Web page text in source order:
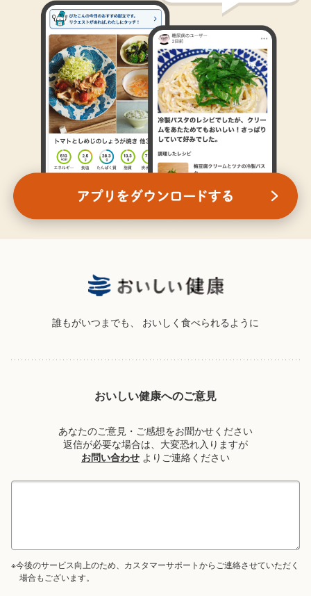
誰もがいつまでも、 おいしく食べられるように
おいしい健康へのご意見
あなたのご意見・ご感想をお聞かせください
返信が必要な場合は、大変恐れ入りますが
お問い合わせ よりご連絡ください
※今後のサービス向上のため、カスタマーサポートからご連絡させていただく
場合もございます。